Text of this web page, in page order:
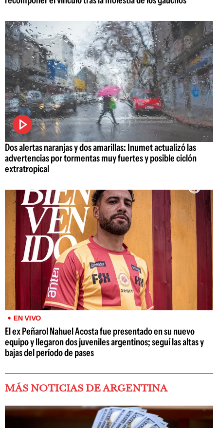
Dos alertas naranjas y dos amarillas: Inumet actualizó las
advertencias por tormentas muy fuertes y posible ciclón
extratropical
EN VIVO
El ex Peñarol Nahuel Acosta fue presentado en su nuevo
equipo y llegaron dos juveniles argentinos; seguí las altas y
bajas del período de pases
MÁS NOTICIAS DE ARGENTINA